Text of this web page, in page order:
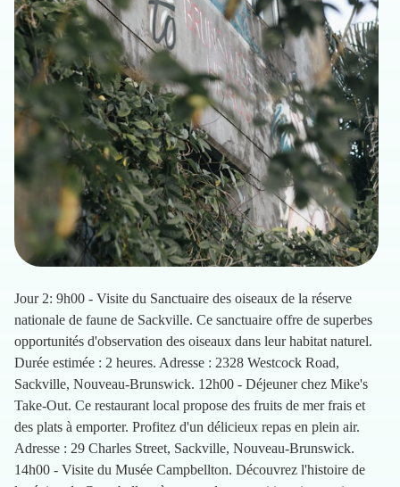
Jour 2: 9h00 - Visite du Sanctuaire des oiseaux de la réserve
nationale de faune de Sackville. Ce sanctuaire offre de superbes
opportunités d'observation des oiseaux dans leur habitat naturel.
Durée estimée : 2 heures. Adresse : 2328 Westcock Road,
Sackville, Nouveau-Brunswick. 12h00 - Déjeuner chez Mike's
Take-Out. Ce restaurant local propose des fruits de mer frais et
des plats à emporter. Profitez d'un délicieux repas en plein air.
Adresse : 29 Charles Street, Sackville, Nouveau-Brunswick.
14h00 - Visite du Musée Campbellton. Découvrez l'histoire de